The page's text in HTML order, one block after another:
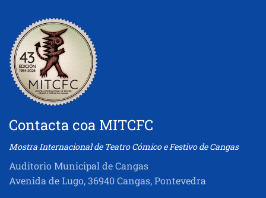
Contacta coa MITCFC
Mostra Internacional de Teatro Cómico e Festivo de Cangas
Auditorio Municipal de Cangas
Avenida de Lugo, 36940 Cangas, Pontevedra